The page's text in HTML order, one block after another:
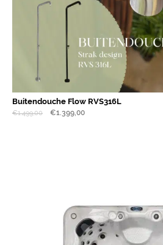
Buitendouche Flow RVS316L
€1.499,00 €1.399,00